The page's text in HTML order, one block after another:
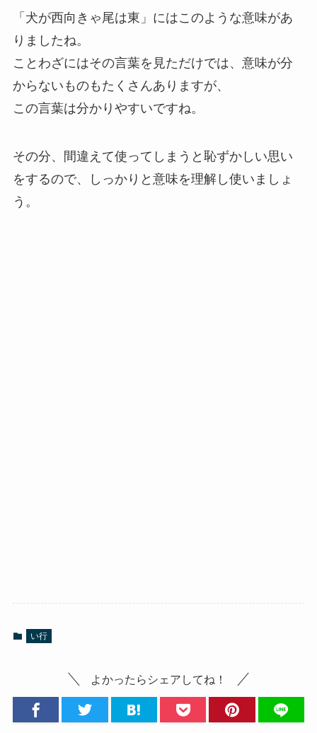
「犬が西向きゃ尾は東」にはこのような意味があ
りましたね。
ことわざにはその言葉を見ただけでは、意味が分
からないものもたくさんありますが、
この言葉は分かりやすいですね。
その分、間違えて使ってしまうと恥ずかしい思い
をするので、しっかりと意味を理解し使いましょ
う。
い行
よかったらシェアしてね！